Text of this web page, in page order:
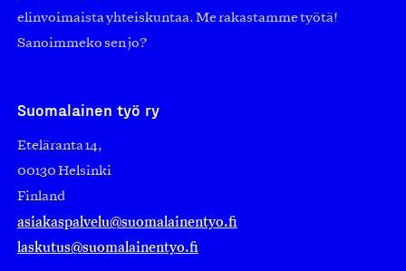
elinvoimaista yhteiskuntaa. Me rakastamme työtä!
Sanoimmeko sen jo?
Suomalainen työ ry
Eteläranta 14,
00130 Helsinki
Finland
asiakaspalvelu@suomalainentyo.fi
laskutus@suomalainentyo.fi